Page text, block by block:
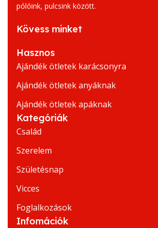
pólóink, pulcsink között.
Kövess minket
Hasznos
Ajándék ötletek karácsonyra
Ajándék ötletek anyáknak
Ajándék ötletek apáknak
Kategóriák
Család
Szerelem
Születésnap
Vicces
Foglalkozások
Infomációk